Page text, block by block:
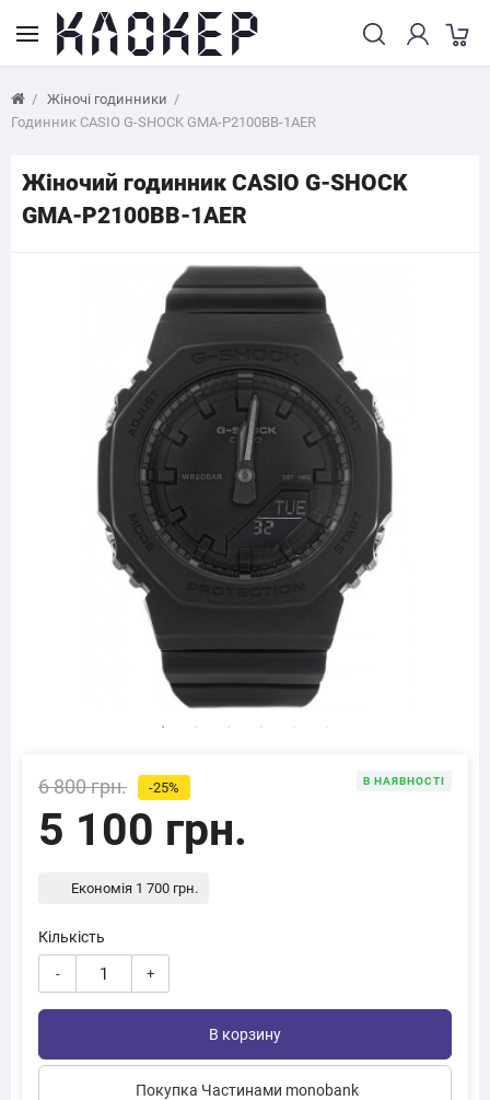
Жіночі годинники
Годинник CASIO G-SHOCK GMA-P2100BB-1AER
Жіночий годинник CASIO G-SHOCK
GMA-P2100BB-1AER
6 800 грн. -25%
5 100 грн.
В НАЯВНОСТІ
Економія 1 700 грн.
Кількість
- +
В корзину
Покупка Частинами monobank